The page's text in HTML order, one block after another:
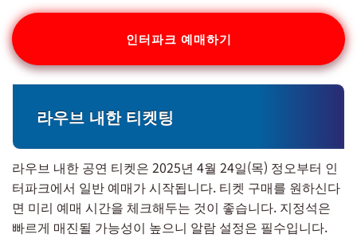
인터파크 예매하기
라우브 내한 티켓팅
라우브 내한 공연 티켓은 2025년 4월 24일(목) 정오부터 인
터파크에서 일반 예매가 시작됩니다. 티켓 구매를 원하신다
면 미리 예매 시간을 체크해두는 것이 좋습니다. 지정석은
빠르게 매진될 가능성이 높으니 알람 설정은 필수입니다.